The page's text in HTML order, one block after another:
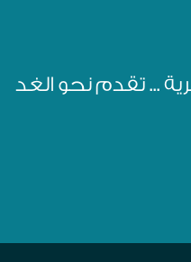
... تقدم نحو الغد